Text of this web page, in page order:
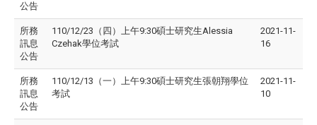
公告
所務
訊息
公告
110/12/23（四）上午9:30碩士研究生Alessia
Czehak學位考試
2021-11-
16
所務
訊息
公告
110/12/13（一）上午9:30碩士研究生張朝翔學位
考試
2021-11-
10